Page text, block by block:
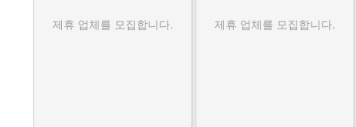
제휴 업체를 모집합니다. 제휴 업체를 모집합니다.